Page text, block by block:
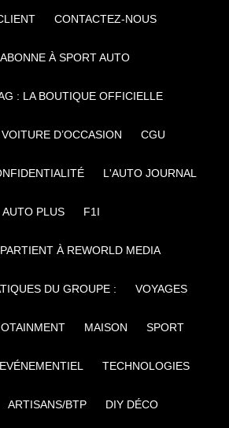
CONTACTEZ-NOUS
À SPORT AUTO
: LA BOUTIQUE OFFICIELLE
D’OCCASION CGU
L'AUTO JOURNAL
AUTO PLUS F1I
À REWORLD MEDIA
DU GROUPE : VOYAGES
MAISON SPORT
TECHNOLOGIES
ARTISANS/BTP DIY DÉCO